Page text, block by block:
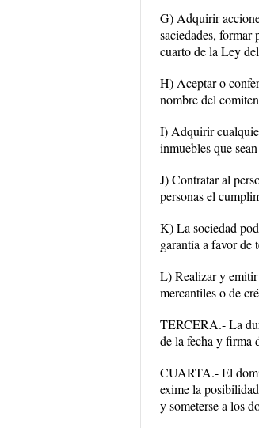
G) Adquirir
saciedades, formar
cuarto de la Ley
H) Aceptar o
nombre del
I) Adquirir
inmuebles que
J) Contratar al
personas el
K) La sociedad
garantía a favor de
L) Realizar y emitir
mercantiles o de
TERCERA.- La
de la fecha y firma
CUARTA.- El
exime la
y someterse a los